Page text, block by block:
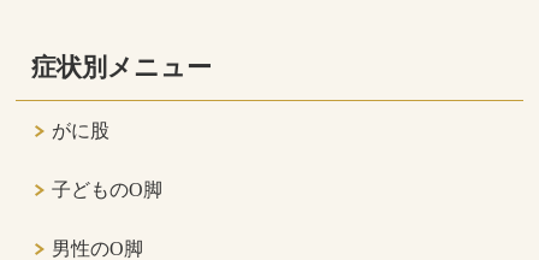
症状別メニュー
がに股
子どものO脚
男性のO脚